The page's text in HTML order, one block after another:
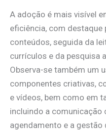
A adoção é mais visível
eficiência, com destaque
conteúdos, seguida da
currículos e da pesquisa
Observa-se também um
componentes criativas,
e vídeos, bem como em
incluindo a comunicação
agendamento e a gestão